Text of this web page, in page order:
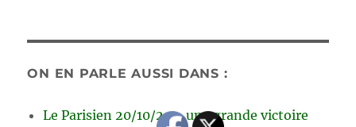
ON EN PARLE AUSSI DANS :
Le Parisien 20/10/25 - une grande victoire